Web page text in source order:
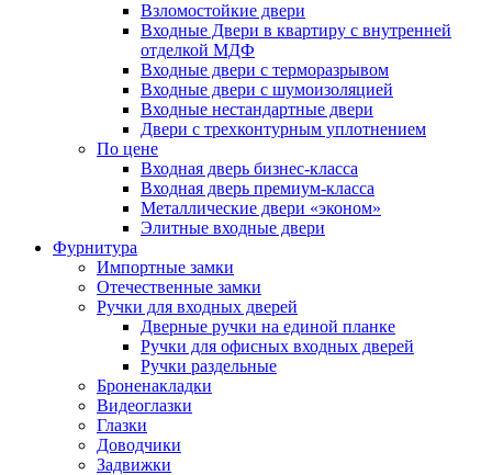
Взломостойкие двери
Входные Двери в квартиру с внутренней
отделкой МДФ
Входные двери с терморазрывом
Входные двери с шумоизоляцией
Входные нестандартные двери
Двери с трехконтурным уплотнением
По цене
Входная дверь бизнес-класса
Входная дверь премиум-класса
Металлические двери «эконом»
Элитные входные двери
Фурнитура
Импортные замки
Отечественные замки
Ручки для входных дверей
Дверные ручки на единой планке
Ручки для офисных входных дверей
Ручки раздельные
Броненакладки
Видеоглазки
Глазки
Доводчики
Задвижки